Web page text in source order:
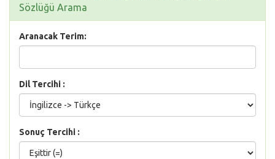
Sözlüğü Arama
Aranacak Terim:
Dil Tercihi :
Sonuç Tercihi :